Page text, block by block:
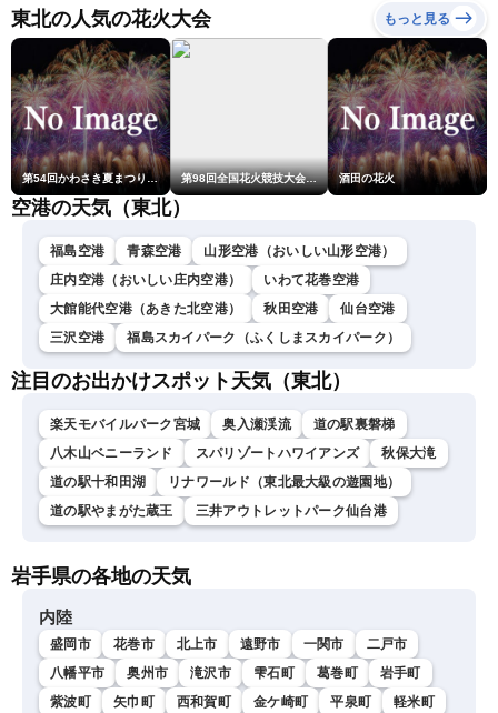
衣／芳野達郎〉
東北の人気の花火大会 もっと見る
第54回かわさき夏まつり花火大会「おらが自慢のでっかい花火」 第98回全国花火競技大会「大曲の花火」 酒田の花火
空港の天気（東北）
福島空港 青森空港
山形空港（おいしい山形空港）
庄内空港（おいしい庄内空港）
いわて花巻空港
大館能代空港（あきた北空港）
秋田空港
仙台空港
三沢空港
福島スカイパーク（ふくしまスカイパーク）
注目のお出かけスポット天気（東北）
楽天モバイルパーク宮城 奥入瀬渓流
道の駅裏磐梯
八木山ベニーランド
スパリゾートハワイアンズ
秋保大滝
道の駅十和田湖
リナワールド（東北最大級の遊園地）
道の駅やまがた蔵王
三井アウトレットパーク仙台港
岩手県の各地の天気
内陸
盛岡市 花巻市 北上市 遠野市 一関市
二戸市
八幡平市
奥州市 滝沢市 雫石町 葛巻町
岩手町
紫波町
矢巾町 西和賀町 金ケ崎町 平泉町 軽米町